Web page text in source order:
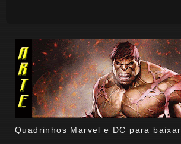
Quadrinhos Marvel e DC para baixar.